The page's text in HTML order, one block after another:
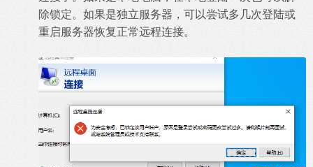
除锁定。如果是独立服务器，可以尝试多几次登陆或
重启服务器恢复正常远程连接。